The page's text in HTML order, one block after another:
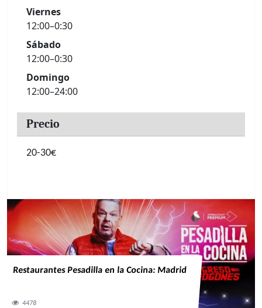
Viernes
12:00–0:30
Sábado
12:00–0:30
Domingo
12:00–24:00
Precio
20-30€
Restaurantes Pesadilla en la Cocina: Madrid
4478